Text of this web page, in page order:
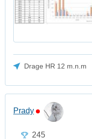
Drage HR 12 m.n.m
Prady
245